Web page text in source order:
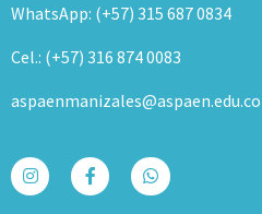
WhatsApp: (+57) 315 687 0834
Cel.: (+57) 316 874 0083
aspaenmanizales@aspaen.edu.co